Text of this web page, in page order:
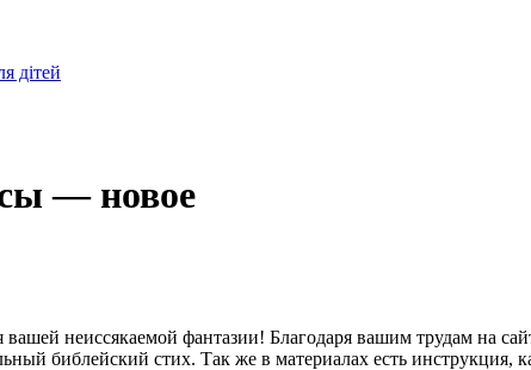
дітей
— новое
вашей неиссякаемой фантазии! Благодаря вашим трудам на
библейский стих. Так же в материалах есть инструкция,